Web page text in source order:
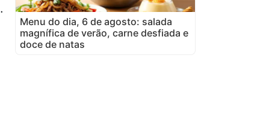
.
Menu do dia, 6 de agosto: salada
magnífica de verão, carne desfiada e
doce de natas